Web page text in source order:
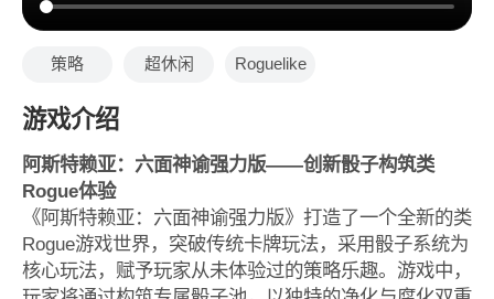
策略 超休闲 Roguelike
游戏介绍
阿斯特赖亚：六面神谕强力版——创新骰子构筑类
Rogue体验
《阿斯特赖亚：六面神谕强力版》打造了一个全新的类
Rogue游戏世界，突破传统卡牌玩法，采用骰子系统为
核心玩法，赋予玩家从未体验过的策略乐趣。游戏中，